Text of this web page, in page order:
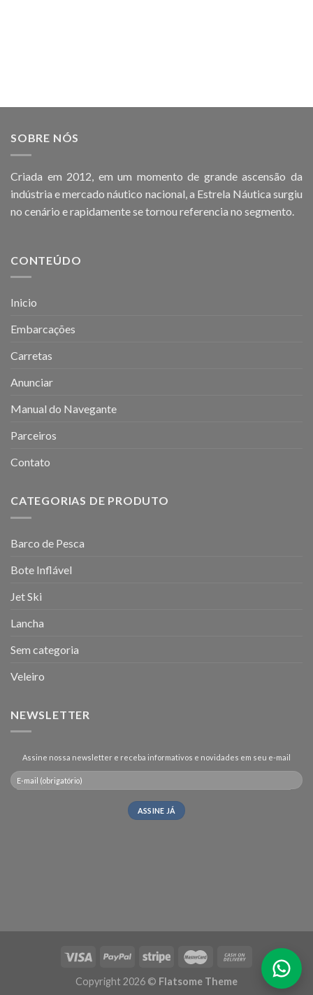
SOBRE NÓS
Criada em 2012, em um momento de grande ascensão da
indústria e mercado náutico nacional, a Estrela Náutica surgiu
no cenário e rapidamente se tornou referencia no segmento.
CONTEÚDO
Inicio
Embarcações
Carretas
Anunciar
Manual do Navegante
Parceiros
Contato
CATEGORIAS DE PRODUTO
Barco de Pesca
Bote Inflável
Jet Ski
Lancha
Sem categoria
Veleiro
NEWSLETTER
Assine nossa newsletter e receba informativos e novidades em seu e-mail
Copyright 2026 © Flatsome Theme